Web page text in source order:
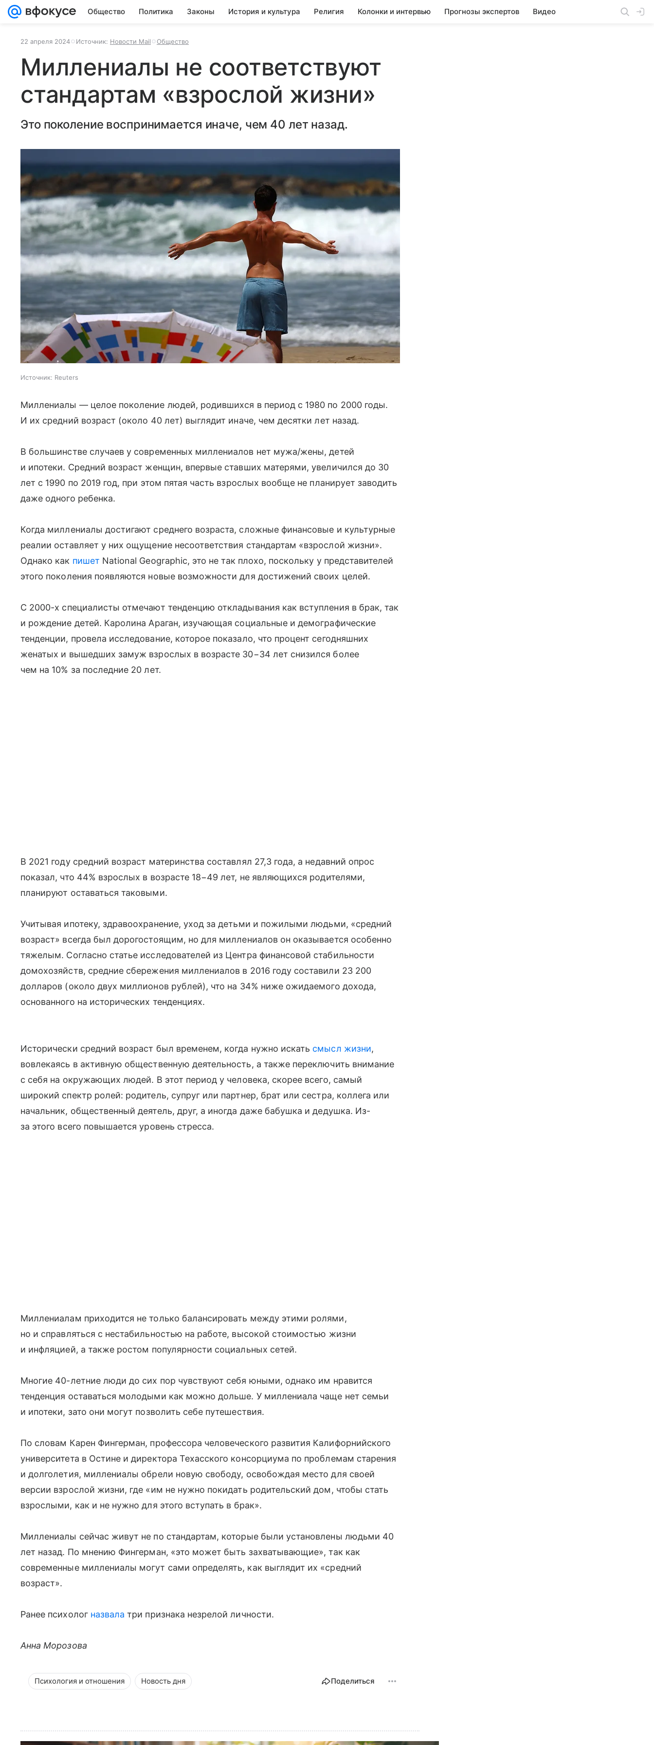
Общество Политика Законы История и культура Религия Колонки и интервью Прогнозы экспертов Видео
22 апреля 2024 Источник: Новости Mail Общество
Миллениалы не соответствуют
стандартам «взрослой жизни»
Это поколение воспринимается иначе, чем 40 лет назад.
Источник: Reuters
Миллениалы — целое поколение людей, родившихся в период с 1980 по 2000 годы.
И их средний возраст (около 40 лет) выглядит иначе, чем десятки лет назад.
В большинстве случаев у современных миллениалов нет мужа/жены, детей
и ипотеки. Средний возраст женщин, впервые ставших матерями, увеличился до 30
лет с 1990 по 2019 год, при этом пятая часть взрослых вообще не планирует заводить
даже одного ребенка.
Когда миллениалы достигают среднего возраста, сложные финансовые и культурные
реалии оставляет у них ощущение несоответствия стандартам «взрослой жизни».
Однако как пишет National Geographic, это не так плохо, поскольку у представителей
этого поколения появляются новые возможности для достижений своих целей.
С 2000-х специалисты отмечают тенденцию откладывания как вступления в брак, так
и рождение детей. Каролина Араган, изучающая социальные и демографические
тенденции, провела исследование, которое показало, что процент сегодняшних
женатых и вышедших замуж взрослых в возрасте 30−34 лет снизился более
чем на 10% за последние 20 лет.
В 2021 году средний возраст материнства составлял 27,3 года, а недавний опрос
показал, что 44% взрослых в возрасте 18−49 лет, не являющихся родителями,
планируют оставаться таковыми.
Учитывая ипотеку, здравоохранение, уход за детьми и пожилыми людьми, «средний
возраст» всегда был дорогостоящим, но для миллениалов он оказывается особенно
тяжелым. Согласно статье исследователей из Центра финансовой стабильности
домохозяйств, средние сбережения миллениалов в 2016 году составили 23 200
долларов (около двух миллионов рублей), что на 34% ниже ожидаемого дохода,
основанного на исторических тенденциях.
Исторически средний возраст был временем, когда нужно искать смысл жизни,
вовлекаясь в активную общественную деятельность, а также переключить внимание
с себя на окружающих людей. В этот период у человека, скорее всего, самый
широкий спектр ролей: родитель, супруг или партнер, брат или сестра, коллега или
начальник, общественный деятель, друг, а иногда даже бабушка и дедушка. Из-
за этого всего повышается уровень стресса.
Миллениалам приходится не только балансировать между этими ролями,
но и справляться с нестабильностью на работе, высокой стоимостью жизни
и инфляцией, а также ростом популярности социальных сетей.
Многие 40-летние люди до сих пор чувствуют себя юными, однако им нравится
тенденция оставаться молодыми как можно дольше. У миллениала чаще нет семьи
и ипотеки, зато они могут позволить себе путешествия.
По словам Карен Фингерман, профессора человеческого развития Калифорнийского
университета в Остине и директора Техасского консорциума по проблемам старения
и долголетия, миллениалы обрели новую свободу, освобождая место для своей
версии взрослой жизни, где «им не нужно покидать родительский дом, чтобы стать
взрослыми, как и не нужно для этого вступать в брак».
Миллениалы сейчас живут не по стандартам, которые были установлены людьми 40
лет назад. По мнению Фингерман, «это может быть захватывающие», так как
современные миллениалы могут сами определять, как выглядит их «средний
возраст».
Ранее психолог назвала три признака незрелой личности.
Анна Морозова
Психология и отношения Новость дня Поделиться